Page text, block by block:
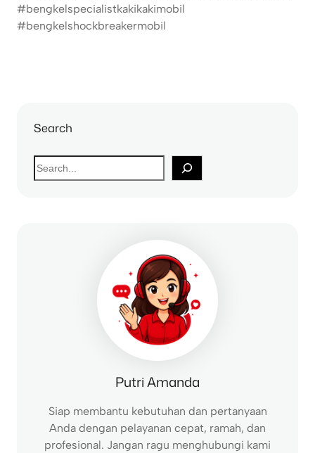
#bengkelspecialistkakikakimobil
#bengkelshockbreakermobil
Search
S
e
Putri Amanda
Siap membantu kebutuhan dan pertanyaan
Anda dengan pelayanan cepat, ramah, dan
profesional. Jangan ragu menghubungi kami